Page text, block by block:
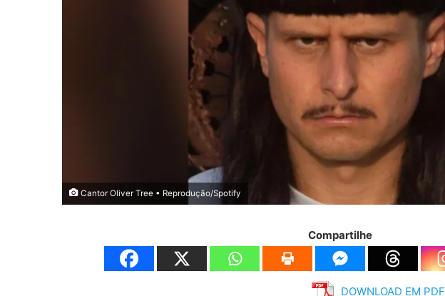
Cantor Oliver Tree • Reprodução/Spotify
Compartilhe
DOWNLOAD EM PDF